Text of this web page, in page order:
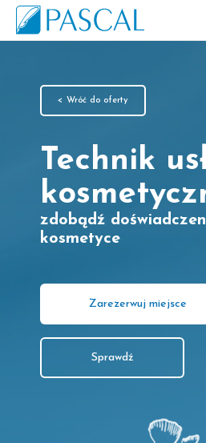
< Wróć do oferty
Technik
zdobądź
kosmetyce
Zarezerwuj miejsce
Sprawdź